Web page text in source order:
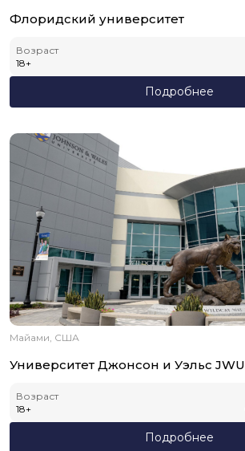
Флоридский университет
Возраст
18+
Подробнее
Майами, США
Университет Джонсон и Уэльс JWU
Возраст
18+
Подробнее